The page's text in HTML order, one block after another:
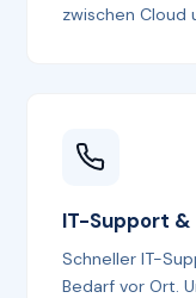
zwischen Cloud
IT-Support &
Schneller IT-
Bedarf vor Ort.